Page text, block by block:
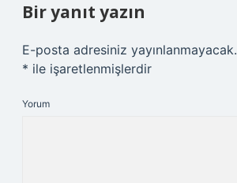
Bir yanıt yazın
E-posta adresiniz yayınlanmayacak.
* ile işaretlenmişlerdir
Yorum